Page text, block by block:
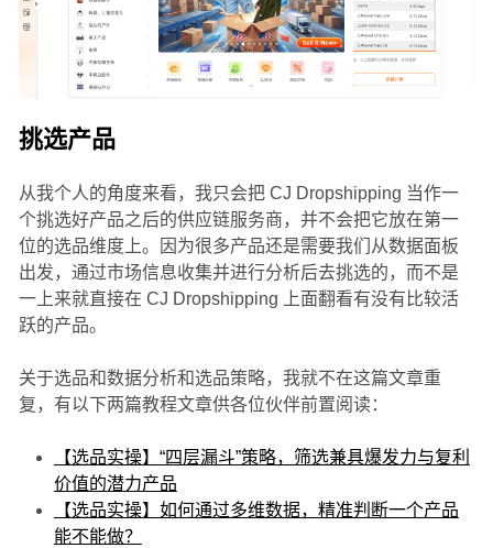
挑选产品
从我个人的角度来看，我只会把 CJ Dropshipping 当作一
个挑选好产品之后的供应链服务商，并不会把它放在第一
位的选品维度上。因为很多产品还是需要我们从数据面板
出发，通过市场信息收集并进行分析后去挑选的，而不是
一上来就直接在 CJ Dropshipping 上面翻看有没有比较活
跃的产品。
关于选品和数据分析和选品策略，我就不在这篇文章重
复，有以下两篇教程文章供各位伙伴前置阅读：
【选品实操】“四层漏斗”策略，筛选兼具爆发力与复利
价值的潜力产品
【选品实操】如何通过多维数据，精准判断一个产品
能不能做？